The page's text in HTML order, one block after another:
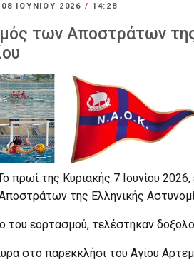
08 ΙΟΥΝΊΟΥ 2026 / 14:28
των Αποστράτων
πρωί της Κυριακής 7 Ιουνίου
της Ελληνικής
του εορτασμού, τελέστηκαν
στο παρεκκλήσι του Αγίου